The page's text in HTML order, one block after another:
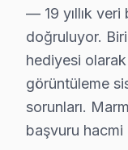
bu TV TV
1. Müşteri
2. Termal
3. Arıza
4. Yazılı fiyat
5. Orijinal veya
— 19 yıllık veri
doğruluyor.
hediyesi
görüntüleme
sorunları.
başvuru